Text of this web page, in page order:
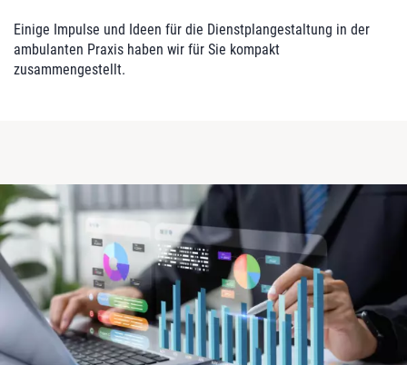
Einige Impulse und Ideen für die Dienstplangestaltung in der
ambulanten Praxis haben wir für Sie kompakt
zusammengestellt.